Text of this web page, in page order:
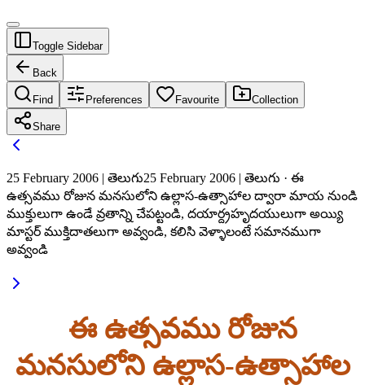
Toggle Sidebar
Back
Find Preferences Favourite Collection
Share
25 February 2006 | తెలుగు25 February 2006 | తెలుగు · ఈ
ఉత్సవము రోజున మనసులోని ఉల్లాస-ఉత్సాహాల ద్వారా మాయ నుండి
ముక్తులుగా ఉండే వ్రతాన్ని చేపట్టండి, దయార్ద్రహృదయులుగా అయ్యి
మాస్టర్ ముక్తిదాతలుగా అవ్వండి, కలిసి వెళ్ళాలంటే సమానముగా
అవ్వండి
ఈ ఉత్సవము రోజున
మనసులోని ఉల్లాస-ఉత్సాహాల